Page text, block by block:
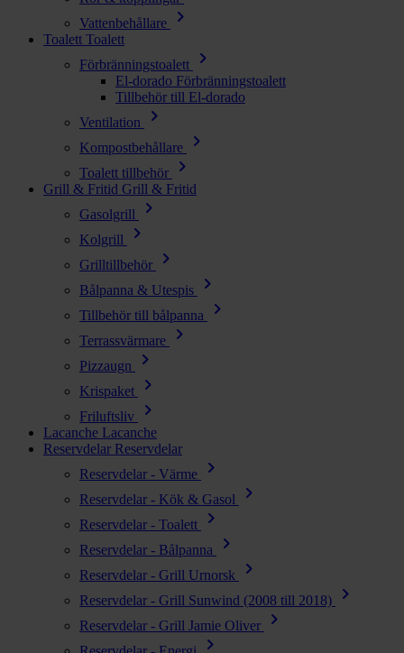
Vattenbehållare chevron_right
Toalett Toalett
Förbränningstoalett
chevron_right
El-dorado Förbränningstoalett
Tillbehör till El-dorado
Ventilation
chevron_right
Kompostbehållare chevron_right
Toalett tillbehör chevron_right
Grill & Fritid Grill & Fritid
Gasolgrill
chevron_right
Kolgrill chevron_right
Grilltillbehör chevron_right
Bålpanna & Utespis chevron_right
Tillbehör till bålpanna chevron_right
Terrassvärmare chevron_right
Pizzaugn chevron_right
Krispaket chevron_right
Friluftsliv chevron_right
Lacanche Lacanche
Reservdelar Reservdelar
Reservdelar - Värme
chevron_right
Reservdelar - Kök & Gasol chevron_right
Reservdelar - Toalett chevron_right
Reservdelar - Bålpanna chevron_right
Reservdelar - Grill Urnorsk chevron_right
Reservdelar - Grill Sunwind (2008 till 2018) chevron_right
Reservdelar - Grill Jamie Oliver chevron_right
chevron_right